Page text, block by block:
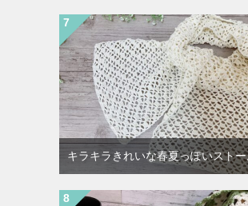
キラキラきれいな春夏っぽいスト